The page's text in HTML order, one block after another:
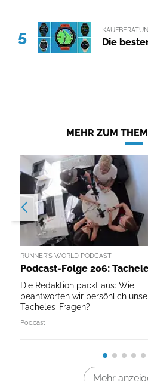
5 Die
MEHR ZUM
RUNNER'S WORLD PODCAST
Podcast-Folge 206:
Die Redaktion packt aus: Wie
beantworten wir persönlich
Tacheles-Fragen?
Podcast
Mehr